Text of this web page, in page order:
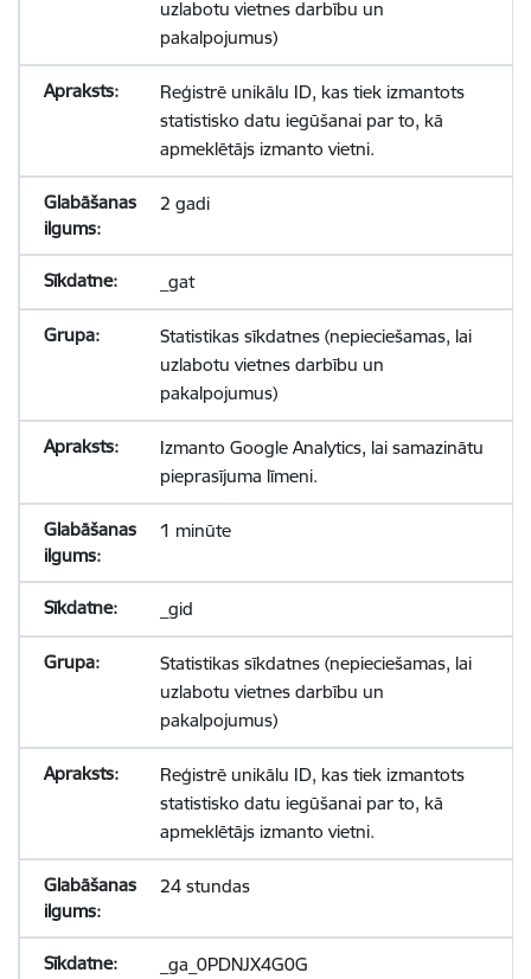
uzlabotu vietnes darbību un
pakalpojumus)
Reģistrē unikālu ID, kas tiek izmantots
statistisko datu iegūšanai par to, kā
apmeklētājs izmanto vietni.
2 gadi
_gat
Statistikas sīkdatnes (nepieciešamas, lai
uzlabotu vietnes darbību un
pakalpojumus)
Izmanto Google Analytics, lai samazinātu
pieprasījuma līmeni.
1 minūte
_gid
Statistikas sīkdatnes (nepieciešamas, lai
uzlabotu vietnes darbību un
pakalpojumus)
Reģistrē unikālu ID, kas tiek izmantots
statistisko datu iegūšanai par to, kā
apmeklētājs izmanto vietni.
24 stundas
_ga_0PDNJX4G0G